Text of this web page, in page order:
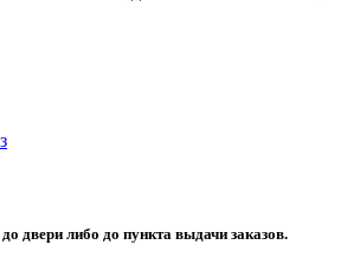
двери либо до пункта выдачи заказов.